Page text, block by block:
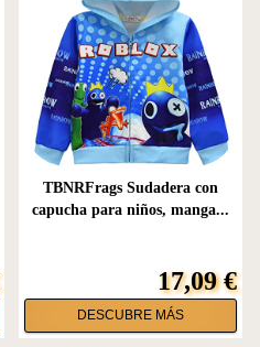
TBNRFrags Sudadera con
capucha para niños, manga...
17,09 €
DESCUBRE MÁS